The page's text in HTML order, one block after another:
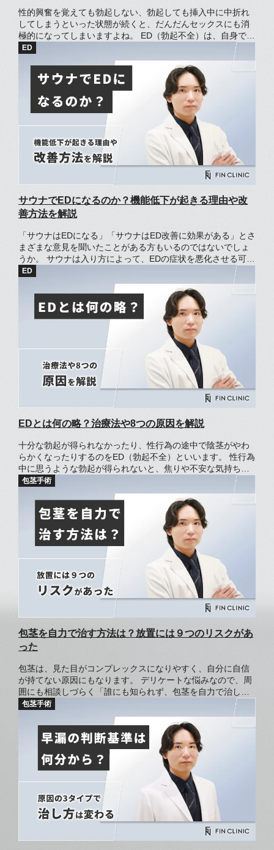
性的興奮を覚えても勃起しない、勃起しても挿入中に中折れ
してしまうといった状態が続くと、だんだんセックスにも消
極的になってしまいますよね。 ED（勃起不全）は、自身での
マッサージやストレッチに加えて生活習慣の見直しで改善が
やマッサージ方法を解説します。
サウナでEDになるのか？機能低下が起きる理由や改
善方法を解説
「サウナはEDになる」「サウナはED改善に効果がある」とさ
まざまな意見を聞いたことがある方もいるのではないでしょ
うか。 サウナは入り方によって、EDの症状を悪化させる可能
性やED改善に役立つ可能性のどちらもあります。 この記事で
は、サウナがEDや男性機能の低下を引き起こす理由やED改善
に役立つ理由を解説していきます。
EDとは何の略？治療法や8つの原因を解説
十分な勃起が得られなかったり、性行為の途中で陰茎がやわ
らかくなったりするのをED（勃起不全）といいます。 性行為
中に思うような勃起が得られないと、焦りや不安な気持ちを
抱くのではないでしょうか。 「病気だったらどうしよう」
「このまま性行為がうまくできず、パートナーとの関係性も
崩れるのではないか」と不安に思う方もいるかもしれませ
す。原因や治療方法を知り、適切な行動をとれば、自信を持
って性行為にのぞめるようになるでしょう。
包茎を自力で治す方法は？放置には９つのリスクがあ
った
包茎は、見た目がコンプレックスになりやすく、自分に自信
が持てない原因にもなります。 デリケートな悩みなので、周
囲にも相談しづらく「誰にも知られず、包茎を自力で治した
い」と考える方も多いでしょう。 包茎の状態は人によってさ
まざまですが、状態によっては、自力でもある程度改善でき
る可能性があります。 包茎を放置すると、性病にかかりやす
かったりコンドームが外れやすかったりと、パートナーとの
関係に影響が出ることも。 この記事では、自力で治せる包茎
の種類や自力で治す方法とそのリスクについて解説します。